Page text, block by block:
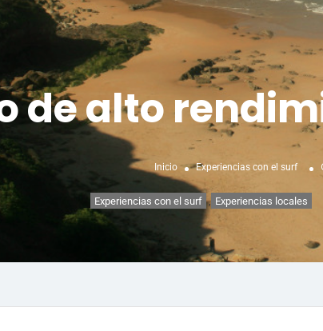
de alto
Inicio Experiencias con el surf
Experiencias con el surf , Experiencias locales